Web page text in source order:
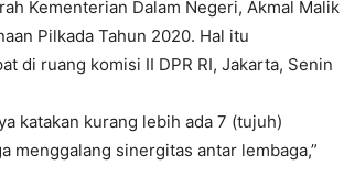
Kementerian Dalam Negeri, Akmal Malik
Pilkada Tahun 2020. Hal itu
di ruang komisi II DPR RI, Jakarta, Senin
katakan kurang lebih ada 7 (tujuh)
menggalang sinergitas antar lembaga,”